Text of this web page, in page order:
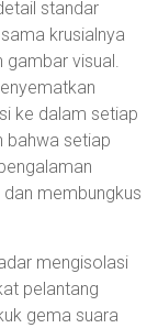
standar
krusialnya
gambar visual.
ke dalam setiap
bahwa setiap
membungkus
mengisolasi
pelantang
gema suara